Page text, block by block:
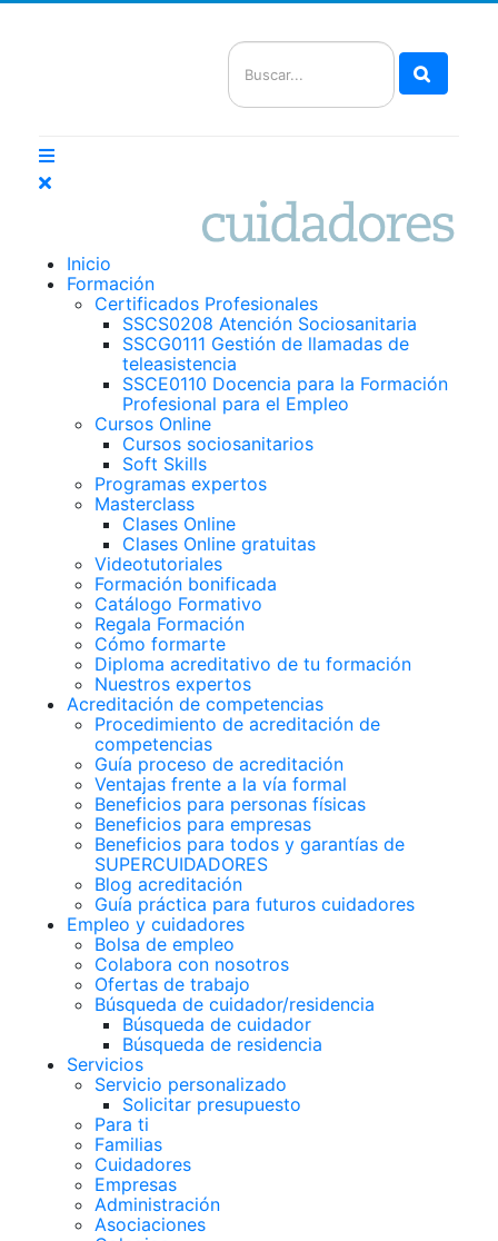
Inicio
Formación
Certificados Profesionales
SSCS0208 Atención Sociosanitaria
SSCG0111 Gestión de llamadas de
teleasistencia
SSCE0110 Docencia para la Formación
Profesional para el Empleo
Cursos Online
Cursos sociosanitarios
Soft Skills
Programas expertos
Masterclass
Clases Online
Clases Online gratuitas
Videotutoriales
Formación bonificada
Catálogo Formativo
Regala Formación
Cómo formarte
Diploma acreditativo de tu formación
Nuestros expertos
Acreditación de competencias
Procedimiento de acreditación de
competencias
Guía proceso de acreditación
Ventajas frente a la vía formal
Beneficios para personas físicas
Beneficios para empresas
Beneficios para todos y garantías de
SUPERCUIDADORES
Blog acreditación
Guía práctica para futuros cuidadores
Empleo y cuidadores
Bolsa de empleo
Colabora con nosotros
Ofertas de trabajo
Búsqueda de cuidador/residencia
Búsqueda de cuidador
Búsqueda de residencia
Servicios
Servicio personalizado
Solicitar presupuesto
Para ti
Familias
Cuidadores
Empresas
Administración
Asociaciones